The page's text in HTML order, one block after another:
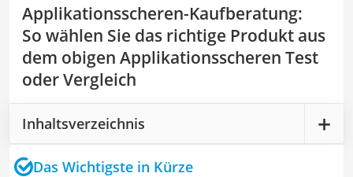
Applikationsscheren-Kaufberatung:
So wählen Sie das richtige Produkt aus
dem obigen Applikationsscheren Test
oder Vergleich
Inhaltsverzeichnis
Das Wichtigste in Kürze